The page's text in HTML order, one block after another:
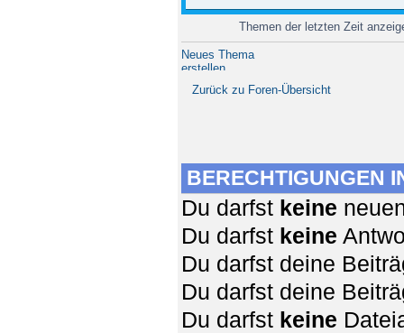
Themen der letzten Zeit
Neues Thema
erstellen
Zurück zu Foren-Übersicht
BERECHTIGUNGEN
Du darfst keine
Du darfst keine
Du darfst deine
Du darfst deine
Du darfst keine